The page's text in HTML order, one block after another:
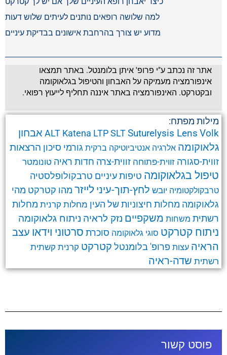
למה שלושה רופאים נותנים לעיתים שלוש דעות
מדוע יש צורך בהרחבת אישונים בבדיקת עיניים
אתר זה נכתב ע"י פרופ' איתן בלומנטל. באתר תמצאו
אינפורמציה מעמיקה על האבחון והטיפול בגלאוקומה
ובקטרקט. האינפורמציה באתר איננה תחליף לייעוץ רפואי.
מילות מפתח:
ALT Katena LTPSLTSuturelysis Lens Volk
אבחון
גלאוקומה אלרגיה אנטיביוטיקה ברקית גורמי סיכון הרצאות
זווית-סגורה זווית-פתוחה זווית-צרה חדות ראיה טונומטר
טיפול בגלאוקומה טיפות עיניים טרבקולופלסטיה
טרבקולקטומיה יובש לחץ-תוך-עיני לייזר מהו קטרקט מהי
גלאוקומה מחלות חיצוניות של העין מחלות קרנית מחלות
רשתית משחות משקפיים נזק לראיה ניתוח גלאוקומה
ניתוח קטרקט סוגי גלאוקומה סוכרת סרטוני וידאו עצב
הראיה עצות פרופ' בלומנטל קטרקט קרנית קשתית
רשתית שדה-ראיה
פוסט קשור